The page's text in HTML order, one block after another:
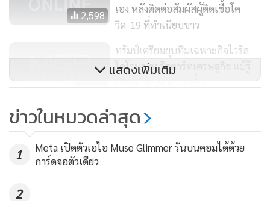
แนวคิดดังกล่าวดูจะไม่เปลี่ยนไปแม้แต่น้อย แม้เกิดกรณีผู้ติดเชื้อ
ทางไปร่วมพิธีรำลึกครบรอบวัน VE Day หรือวันแห่งชัยชนะของ
ฝ่ายสัมพันธมิตรเหนือกองทัพนาซีเยอรมนี พร้อมกับ เมลาเนีย
อย่างใด
ส่วน เพนซ์ ถูกวิจารณ์อย่างหนัก จากกรณีที่เขาไม่สวมหน้ากาก
อนามัยระหว่างเดินทางเยี่ยมเยือนศูนย์การแพทย์เมโย คลินิก
เมืองโรเชสเตอร์ รัฐมินนิโซตา เมื่อเดือนที่แล้ว ซึ่งถือว่าเป็นการ
ละเมิดระเบียบปฏิบัติของศูนย์การแพทย์ที่มีชื่อเสียงระดับโลก
2,598
เอง หลังติดต่อสัมผัสผู้ติดเชื้อโค
วิด-19 ที่ทำเนียบขาว
775
ทรัมป์เตรียมยุบทีมเฉพาะกิจไวรัส
โคโรนา ลุยรีสตาร์ทเศรษฐกิจ แม้รู้
เสี่ยงทำคนตายมากขึ้น
1,822
ผู้นำคองเกรสร่อน จม.วอน 50 กว่า
ชาติหนุน “ไต้หวัน” เข้าประชุม
สมัชชาอนามัยโลก
แสดงเพิ่มเติม
ข่าวในหมวดล่าสุด
1
Meta เปิดตัวเอไอ Muse Glimmer รันบนคอมได้ด้วย
การ์ดจอตัวเดียว
2